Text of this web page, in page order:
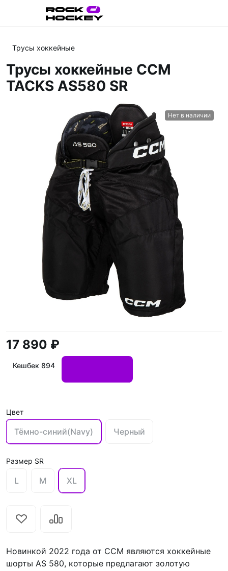
Трусы хоккейные
Трусы хоккейные CCM
TACKS AS580 SR
Нет в наличии
17 890 ₽
Кешбек 894
Цвет
Тёмно-синий(Navy) Черный
Размер SR
L M XL
Новинкой 2022 года от CCM являются хоккейные
шорты AS 580, которые предлагают золотую